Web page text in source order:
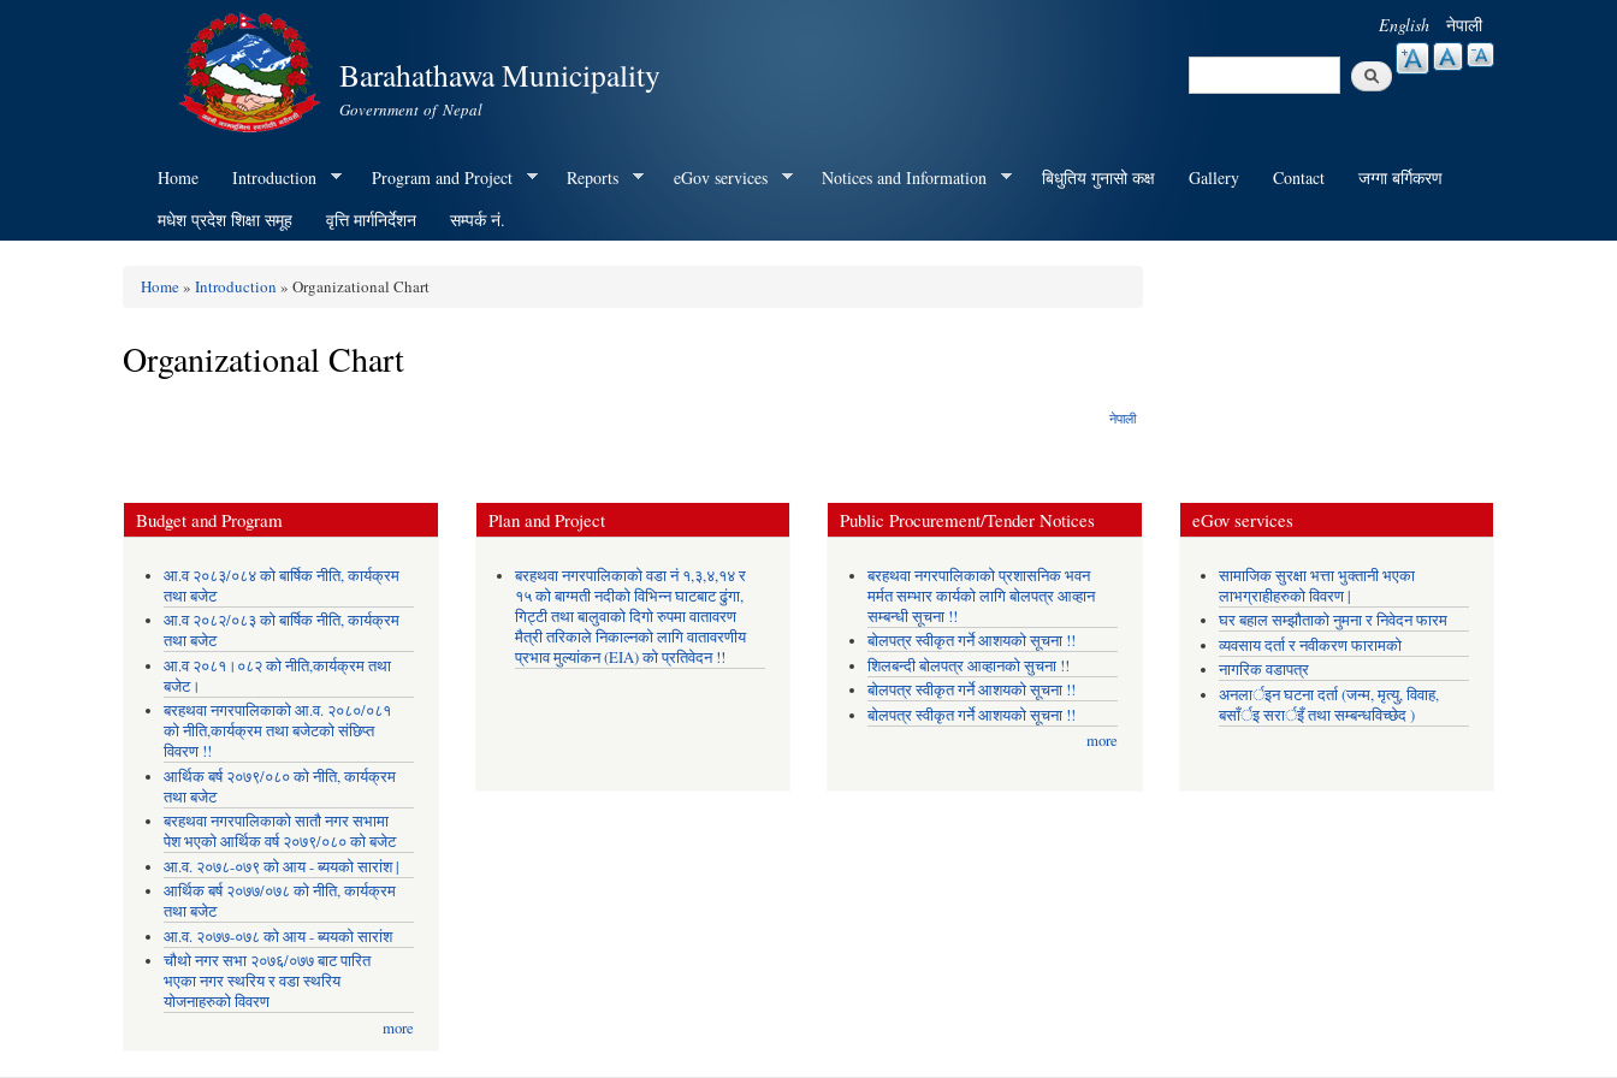
Barahathawa Municipality
Government of Nepal
English नेपाली
Search
Home Introduction Program and Project Reports eGov services Notices and Information बिधुतिय गुनासो कक्ष Gallery Contact
जग्गा बर्गिकरण
मधेश प्रदेश शिक्षा समूह
वृत्ति मार्गनिर्देशन सम्पर्क नं.
Home» Introduction » Organizational Chart
Organizational Chart
नेपाली
Budget and Program
आ.व २०८३/०८४ को बार्षिक नीति, कार्यक्रम
तथा बजेट
आ.व २०८२/०८३ को बार्षिक नीति, कार्यक्रम
तथा बजेट
आ.व २०८१।०८२ को नीति,कार्यक्रम तथा
बजेट।
बरहथवा नगरपालिकाको आ.व. २०८०/०८१
को नीति,कार्यक्रम तथा बजेटको संछिप्त
विवरण !!
आर्थिक बर्ष २०७९/०८० को नीति, कार्यक्रम
तथा बजेट
बरहथवा नगरपालिकाको सातौ नगर सभामा
पेश भएको आर्थिक वर्ष २०७९/०८० को बजेट
आ.व. २०७८-०७९ को आय - ब्ययको सारांश |
आर्थिक बर्ष २०७७/०७८ को नीति, कार्यक्रम
तथा बजेट
आ.व. २०७७-०७८ को आय - ब्ययको सारांश
चौथो नगर सभा २०७६/०७७ बाट पारित
भएका नगर स्थरिय र वडा स्थरिय
योजनाहरुको विवरण
more
Plan and Project
बरहथवा नगरपालिकाको वडा नं १,३,४,१४ र
१५ को बाग्मती नदीको विभिन्न घाटबाट ढुंगा,
गिट्टी तथा बालुवाको दिगो रुपमा वातावरण
मैत्री तरिकाले निकाल्नको लागि वातावरणीय
प्रभाव मुल्यांकन (EIA) को प्रतिवेदन !!
Public Procurement/Tender Notices
बरहथवा नगरपालिकाको प्रशासनिक भवन
मर्मत सम्भार कार्यको लागि बोलपत्र आव्हान
सम्बन्धी सूचना !!
बोलपत्र स्वीकृत गर्ने आशयको सूचना !!
शिलबन्दी बोलपत्र आव्हानको सुचना !!
बोलपत्र स्वीकृत गर्ने आशयको सूचना !!
बोलपत्र स्वीकृत गर्ने आशयको सूचना !!
more
eGov services
सामाजिक सुरक्षा भत्ता भुक्तानी भएका
लाभग्राहीहरुको विवरण |
घर बहाल सम्झौताको नुमना र निवेदन फारम
व्यवसाय दर्ता र नवीकरण फारामको
नागरिक वडापत्र
अनलार्इन घटना दर्ता (जन्म, मृत्यु, विवाह,
बसाँर्इ सरार्इँ तथा सम्बन्धविच्छेद )